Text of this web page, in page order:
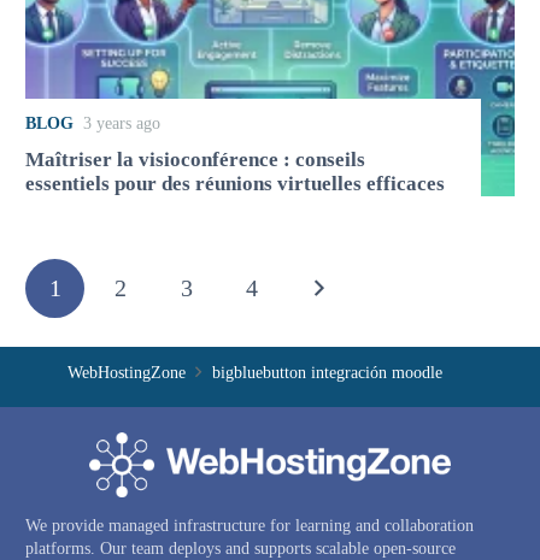
BLOG 3 years ago
Maîtriser la visioconférence : conseils
essentiels pour des réunions virtuelles efficaces
1 2 3 4
WebHostingZone bigbluebutton integración moodle
We provide managed infrastructure for learning and collaboration
platforms. Our team deploys and supports scalable open-source